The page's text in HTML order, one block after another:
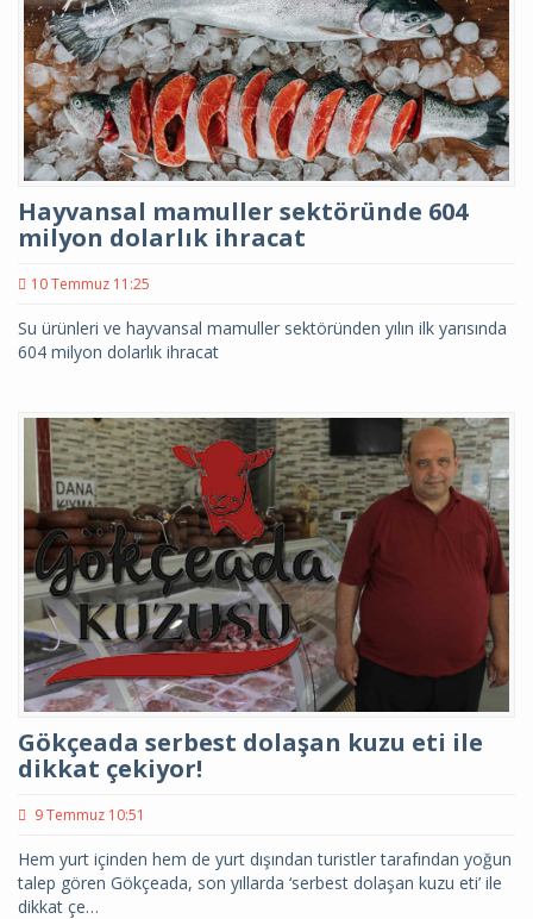
Hayvansal mamuller sektöründe 604
milyon dolarlık ihracat
10 Temmuz 11:25
Su ürünleri ve hayvansal mamuller sektöründen yılın ilk yarısında
604 milyon dolarlık ihracat
Gökçeada serbest dolaşan kuzu eti ile
dikkat çekiyor!
9 Temmuz 10:51
Hem yurt içinden hem de yurt dışından turistler tarafından yoğun
talep gören Gökçeada, son yıllarda ‘serbest dolaşan kuzu eti’ ile
dikkat çe…